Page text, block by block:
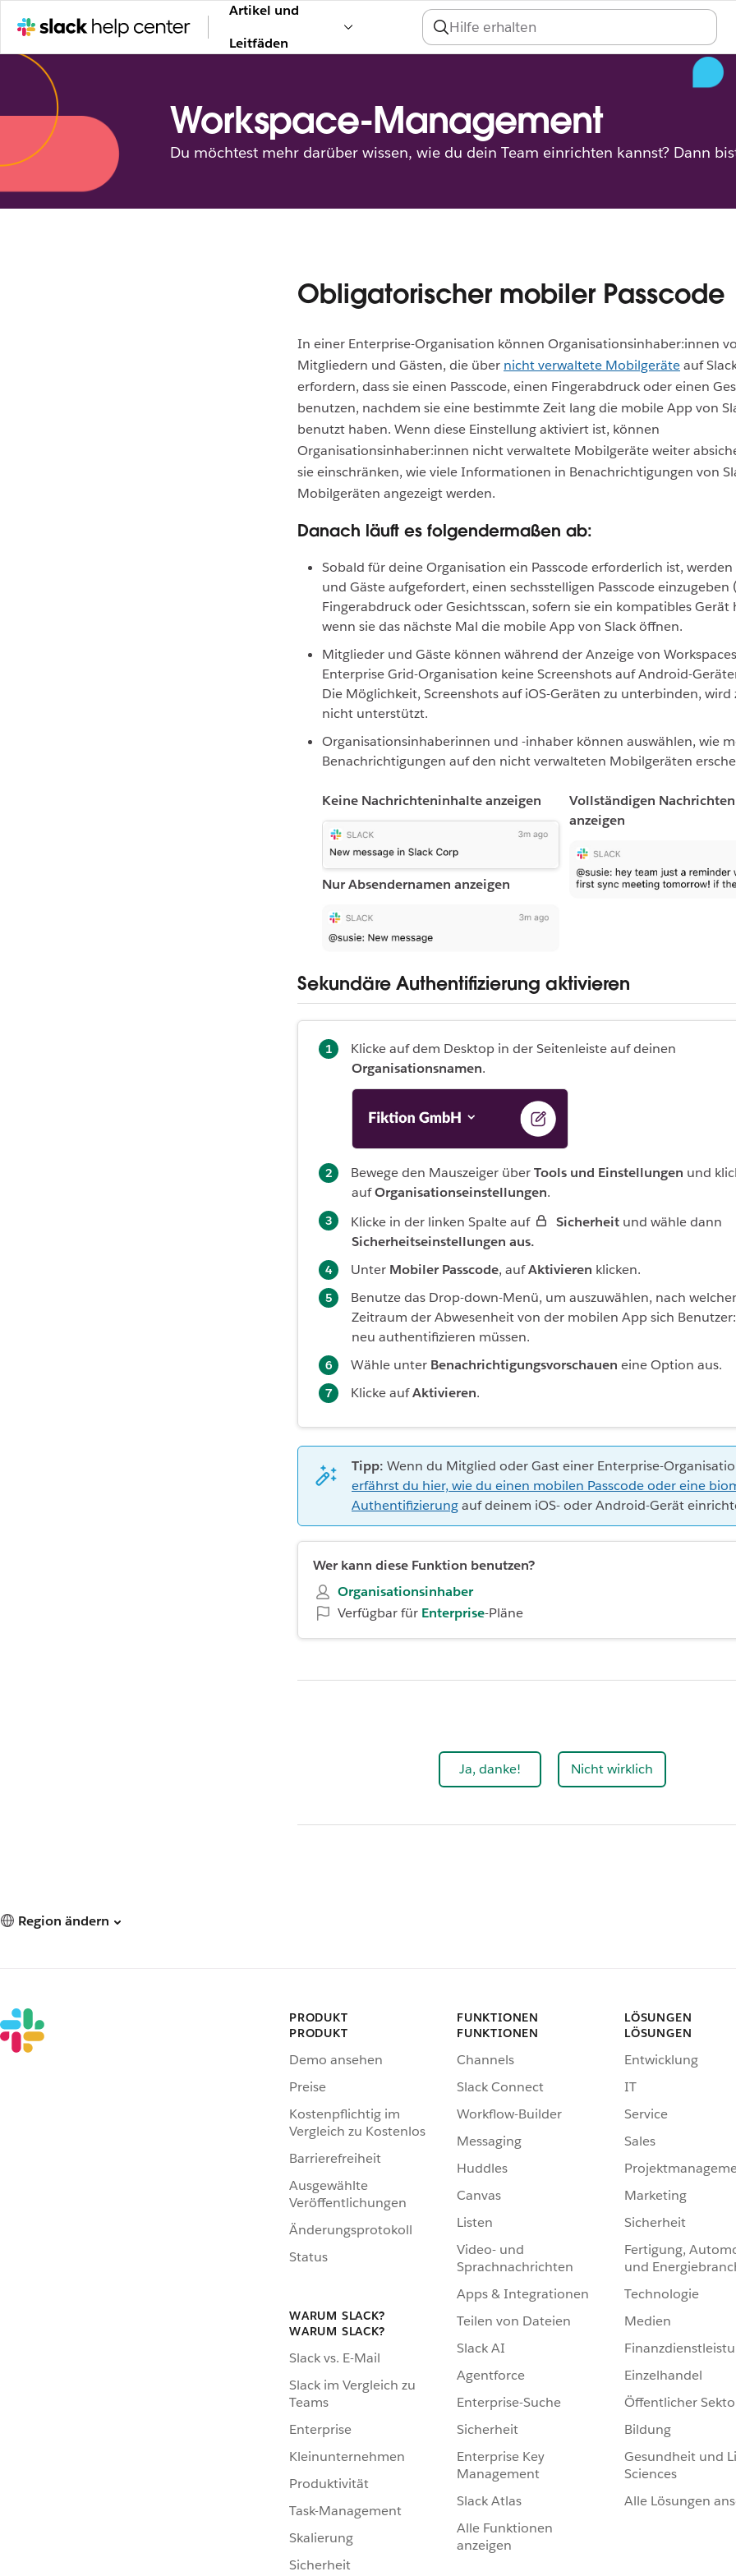
Artikel und
Leitfäden
Workspace-Management
Du möchtest mehr darüber wissen, wie du dein Team einrichten kannst? Dann
Obligatorischer mobiler Passcode
In einer Enterprise-Organisation können Organisationsinhaber:innen
Mitgliedern und Gästen, die über nicht verwaltete Mobilgeräteauf
erfordern, dass sie einen Passcode, einen Fingerabdruck oder einen
benutzen, nachdem sie eine bestimmte Zeit lang die mobile App von
benutzt haben. Wenn diese Einstellung aktiviert ist, können
Organisationsinhaber:innen nicht verwaltete Mobilgeräte weiter
sie einschränken, wie viele Informationen in Benachrichtigungen von
Mobilgeräten angezeigt werden.
Danach läuft es folgendermaßen ab:
Sobald für deine Organisation ein Passcode erforderlich ist,
und Gäste aufgefordert, einen sechsstelligen Passcode einzugeben
Fingerabdruck oder Gesichtsscan, sofern sie ein kompatibles Gerät
wenn sie das nächste Mal die mobile App von Slack öffnen.
Mitglieder und Gäste können während der Anzeige von
Enterprise Grid-Organisation keine Screenshots aufAndroid-
Die Möglichkeit, Screenshots auf iOS-Geräten zu unterbinden, wird
nicht unterstützt.
Organisationsinhaberinnen und -inhaber können auswählen, wie
Benachrichtigungen auf den nicht verwalteten Mobilgeräten
Keine Nachrichteninhalte anzeigen
Nur Absendernamen anzeigen
Vollständigen
anzeigen
Sekundäre Authentifizierung aktivieren
Klicke auf dem Desktop in der Seitenleiste auf deinen
Organisationsnamen.
Bewege den Mauszeiger überTools und Einstellungen und
aufOrganisationseinstellungen.
Klicke in der linken Spalte auf
Sicherheit und wähle dann
Sicherheitseinstellungen aus.
Unter Mobiler Passcode, aufAktivieren klicken.
Benutze das Drop-down-Menü, um auszuwählen, nach
Zeitraum der Abwesenheit von der mobilen App sich
neu authentifizieren müssen.
Wähle unter Benachrichtigungsvorschauen eine Option aus.
Klicke aufAktivieren.
Tipp: Wenn du Mitglied oder Gast einer Enterprise-
erfährst du hier, wie du einen mobilen Passcode oder eine
Authentifizierungauf deinem iOS- oder Android-Gerät
Wer kann diese Funktion benutzen?
Organisationsinhaber
Verfügbar für Enterprise-Pläne
Ja, danke! Nicht wirklich
Region ändern
PRODUKT
PRODUKT
Demo ansehen
Preise
Kostenpflichtig im
Vergleich zu Kostenlos
Barrierefreiheit
Ausgewählte
Veröffentlichungen
Änderungsprotokoll
Status
WARUM SLACK?
WARUM SLACK?
Slack vs. E-Mail
Slack im Vergleich zu
Teams
Enterprise
Kleinunternehmen
Produktivität
Task-Management
Skalierung
Sicherheit
FUNKTIONEN
FUNKTIONEN
Channels
Slack Connect
Workflow-Builder
Messaging
Huddles
Canvas
Listen
Video- und
Sprachnachrichten
Apps & Integrationen
Teilen von Dateien
Slack AI
Agentforce
Enterprise-Suche
Sicherheit
Enterprise Key
Management
Slack Atlas
Alle Funktionen
anzeigen
LÖSUNGEN
LÖSUNGEN
Entwicklung
IT
Service
Sales
Marketing
Sicherheit
Fertigung,
und
Technologie
Medien
Einzelhandel
Öffentlicher
Bildung
Gesundheit und
Sciences
Alle Lösungen